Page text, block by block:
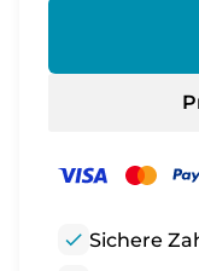
check Sichere